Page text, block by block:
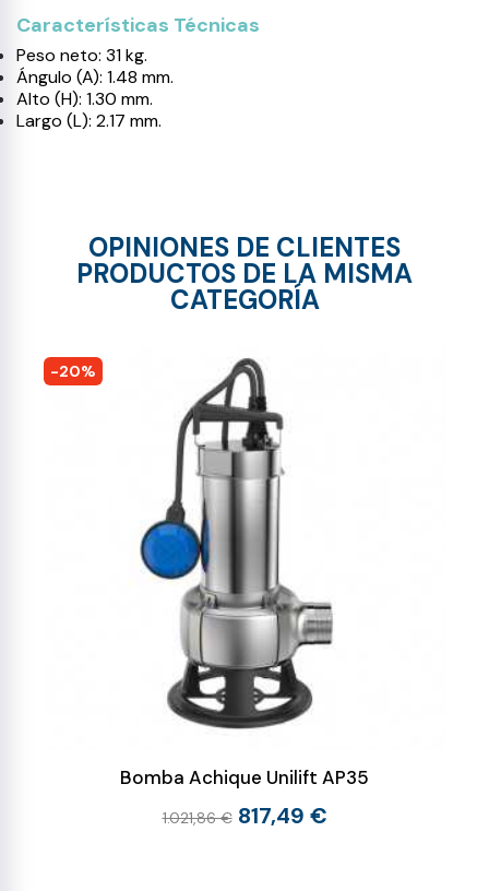
Características Técnicas
Peso neto: 31 kg.
Ángulo (A): 1.48 mm.
Alto (H): 1.30 mm.
Largo (L): 2.17 mm.
OPINIONES DE CLIENTES
PRODUCTOS DE LA MISMA
CATEGORÍA
-20%
Bomba Achique Unilift AP35
1.021,86 € 817,49 €